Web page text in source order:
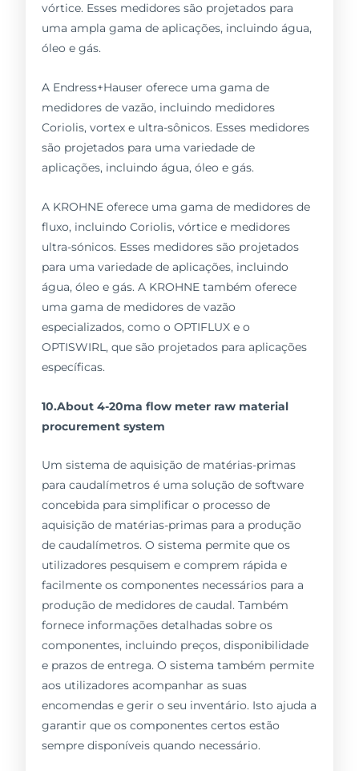
vórtice. Esses medidores são projetados para
uma ampla gama de aplicações, incluindo água,
óleo e gás.
A Endress+Hauser oferece uma gama de
medidores de vazão, incluindo medidores
Coriolis, vortex e ultra-sônicos. Esses medidores
são projetados para uma variedade de
aplicações, incluindo água, óleo e gás.
A KROHNE oferece uma gama de medidores de
fluxo, incluindo Coriolis, vórtice e medidores
ultra-sónicos. Esses medidores são projetados
para uma variedade de aplicações, incluindo
água, óleo e gás. A KROHNE também oferece
uma gama de medidores de vazão
especializados, como o OPTIFLUX e o
OPTISWIRL, que são projetados para aplicações
específicas.
10.About 4-20ma flow meter raw material
procurement system
Um sistema de aquisição de matérias-primas
para caudalímetros é uma solução de software
concebida para simplificar o processo de
aquisição de matérias-primas para a produção
de caudalímetros. O sistema permite que os
utilizadores pesquisem e comprem rápida e
facilmente os componentes necessários para a
produção de medidores de caudal. Também
fornece informações detalhadas sobre os
componentes, incluindo preços, disponibilidade
e prazos de entrega. O sistema também permite
aos utilizadores acompanhar as suas
encomendas e gerir o seu inventário. Isto ajuda a
garantir que os componentes certos estão
sempre disponíveis quando necessário.